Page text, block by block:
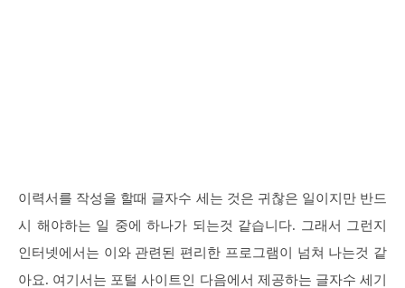
이력서를 작성을 할때 글자수 세는 것은 귀찮은 일이지만 반드
시 해야하는 일 중에 하나가 되는것 같습니다. 그래서 그런지
인터넷에서는 이와 관련된 편리한 프로그램이 넘쳐 나는것 같
아요. 여기서는 포털 사이트인 다음에서 제공하는 글자수 세기